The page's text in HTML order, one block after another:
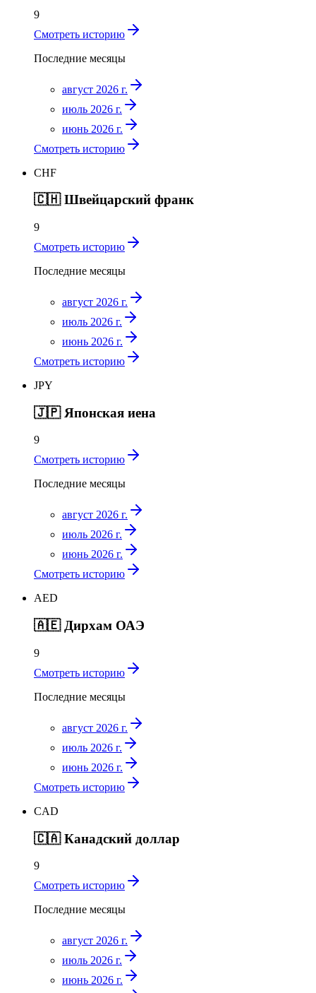
9
Смотреть историю
Последние месяцы
август 2026 г.
июль 2026 г.
июнь 2026 г.
Смотреть историю
CHF
🇨🇭 Швейцарский франк
9
Смотреть историю
Последние месяцы
август 2026 г.
июль 2026 г.
июнь 2026 г.
Смотреть историю
JPY
🇯🇵 Японская иена
9
Смотреть историю
Последние месяцы
август 2026 г.
июль 2026 г.
июнь 2026 г.
Смотреть историю
AED
🇦🇪 Дирхам ОАЭ
9
Смотреть историю
Последние месяцы
август 2026 г.
июль 2026 г.
июнь 2026 г.
Смотреть историю
CAD
🇨🇦 Канадский доллар
9
Смотреть историю
Последние месяцы
август 2026 г.
июль 2026 г.
июнь 2026 г.